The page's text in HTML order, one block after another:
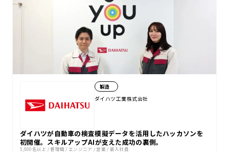
製造
ダイハツ工業株式会社
ダイハツが自動車の検査模擬データを活用したハッカソンを
初開催。スキルアップAIが支えた成功の裏側。
5,000名以上 / 管理職 / エンジニア / 営業 / 新入社員